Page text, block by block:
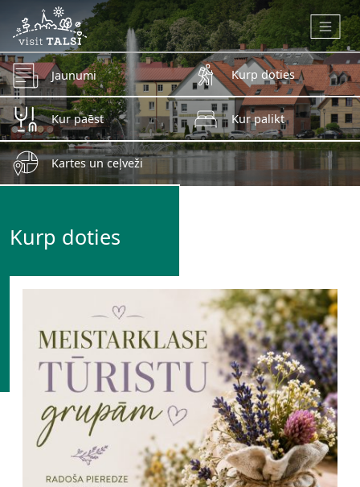
Skip to main content
Jaunumi Kurp doties
Kur paēst Kur palikt
Kartes un ceļveži
Kurp doties